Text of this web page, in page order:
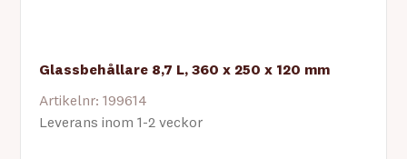
Glassbehållare 8,7 L, 360 x 250 x 120 mm
Artikelnr: 199614
Leverans inom 1-2 veckor